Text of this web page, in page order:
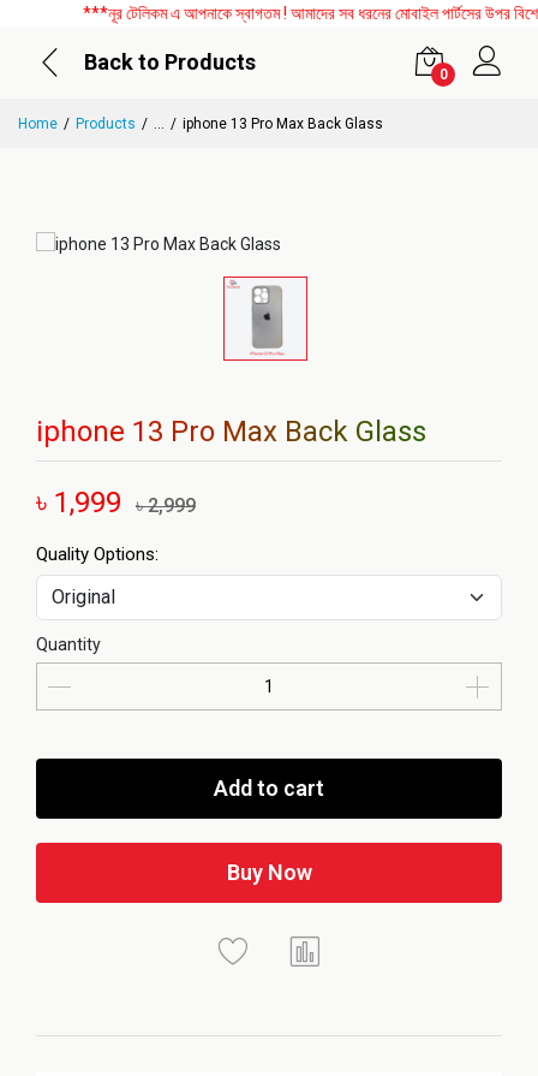
***নূর টেলিকম এ আপনাকে স্বাগতম ! আমাদের সব ধরনের মোবাইল পার্টসের উপর
Back to Products
0
Home Products ... iphone 13 Pro Max Back Glass
iphone 13 Pro Max Back Glass
৳ 1,999 ৳ 2,999
Quality Options:
Quantity
Add to cart
Buy Now